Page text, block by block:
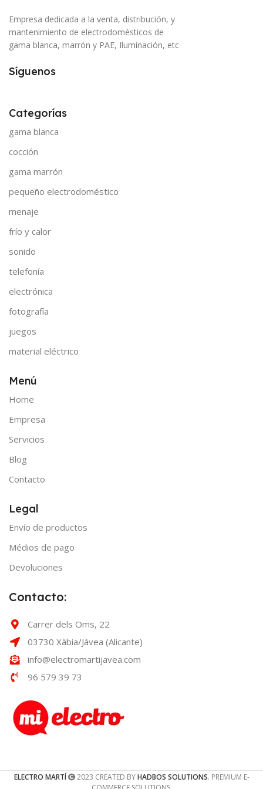
Empresa dedicada a la venta, distribución, y
mantenimiento de electrodomésticos de
gama blanca, marrón y PAE, Iluminación, etc
Síguenos
Categorías
gama blanca
cocción
gama marrón
pequeño electrodoméstico
menaje
frío y calor
sonido
telefonía
electrónica
fotografía
juegos
material eléctrico
Menú
Home
Empresa
Servicios
Blog
Contacto
Legal
Envío de productos
Médios de pago
Devoluciones
Contacto:
Carrer dels Oms, 22
03730 Xàbia/Jávea (Alicante)
info@electromartijavea.com
96 579 39 73
ELECTRO MARTÍ 2023 CREATED BYHADBOS SOLUTIONS. PREMIUM E-